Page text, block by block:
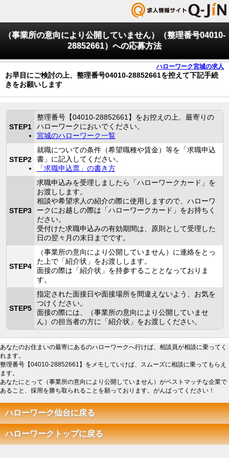
（事業所の意向により公開していません）（整理番号04010-
28852661）への応募方法
ハローワーク宮城の求人
お早目にご検討の上、整理番号04010-28852661を控えて下記手続
きをお願いします
STEP1
整理番号【04010-28852661】をお控えの上、最寄りの
ハローワークにおいでください。
宮城のハローワーク一覧
STEP2
就職についての条件（希望職種や賃金）等を「求職申込
書」に記入してください。
「求職申込票」の書き方
STEP3
求職申込みを受理しましたら「ハローワークカード」を
お渡しします。
相談や希望求人の紹介の際に使用しますので、ハローワ
ークにお越しの際は「ハローワークカード」をお持ちく
ださい。
受付けた求職申込みの有効期間は、原則として受理した
日の翌々月の末日までです。
STEP4
（事業所の意向により公開していません）に連絡をとっ
た上で「紹介状」をお渡しします。
面接の際は「紹介状」を持参することとなっておりま
す。
STEP5
指定された面接日や面接場所を間違えないよう、お気を
つけください。
面接の際には、（事業所の意向により公開していませ
ん）の担当者の方に「紹介状」をお渡しください。
あなたのお住まいの最寄にあるのハローワークへ行けば、相談員が相談に乗ってく
れます。
整理番号【04010-28852661】をメモしていけば、スムーズに相談に乗ってもらえ
ます。
あなたにとって（事業所の意向により公開していません）がベストマッチな企業で
あること、採用を勝ち取られることを願っております。がんばってください！
ハローワーク仙台に戻る
ハローワークトップに戻る